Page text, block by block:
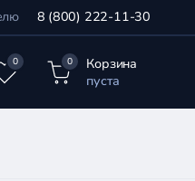
8 (800) 222-11-30
0 0
Корзина
пуста